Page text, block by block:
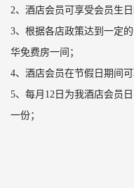
2、酒店会员可享受会员生
3、根据各店政策达到一定
华免费房一间；
4、酒店会员在节假日期间可
5、每月12日为我酒店会员
一份；